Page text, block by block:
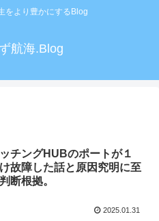
をより豊かにするBlog
航海.Blog
チングHUBのポートが１
故障した話と原因究明に至
断根拠。
2025.01.31